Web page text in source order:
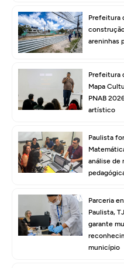
Prefeitura
areninhas
Prefeitura
Mapa
PNAB
artístico
Paulista
análise de
Parceria
Paulista,
garante
município